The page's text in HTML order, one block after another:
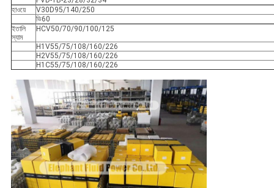
হাওয়ে
V30D95/140/250
ভি60
ইতালি
স্যাম
HCV50/70/90/100/125
H1V55/75/108/160/226
H2V55/75/108/160/226
H1C55/75/108/160/226